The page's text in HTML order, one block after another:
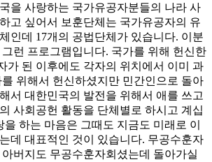
을 사랑하는 국가유공자분들의 나라 사
고 싶어서 보훈단체는 국가유공자의 유
인데 17개의 공법단체가 있습니다. 이분
런 프로그램입니다. 국가를 위해 헌신한
가 된 이후에도 각자의 위치에서 이미 과
위해서 헌신하셨지만 민간인으로 돌아
서 대한민국의 발전을 위해서 애를 쓰고
사회공헌 활동을 단체별로 하시고 계십
하는 마음은 그때도 지금도 미래로 이
데 대표적인 것이 있습니다. 무공수훈자
버지도 무공수훈자회셨는데 돌아가실